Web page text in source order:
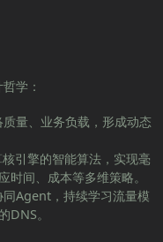
学：
量、业务负载，形成动态
引擎的智能算法，实现毫
间、成本等多维策略。
Agent，持续学习流量模
DNS。